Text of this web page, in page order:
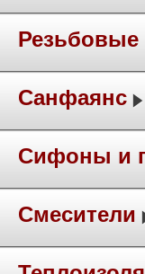
Резьбовые
Санфаянс
Сифоны и
Смесители